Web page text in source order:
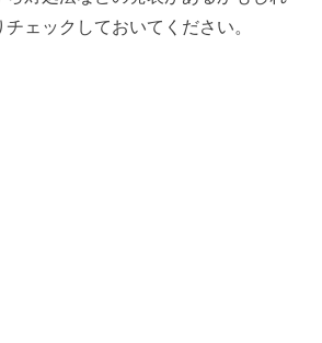
ェックしておいてください。